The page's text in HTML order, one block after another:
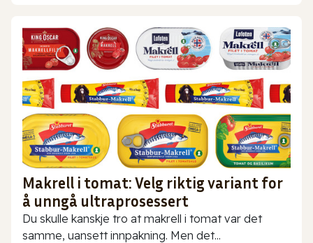
Makrell i tomat: Velg riktig variant for
å unngå ultraprosessert
Du skulle kanskje tro at makrell i tomat var det
samme, uansett innpakning. Men det...